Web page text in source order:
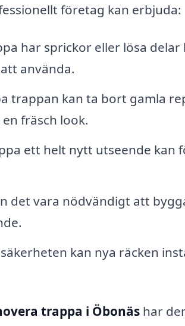
företag kan erbjuda:
har sprickor eller lösa delar
använda.
trappan kan ta bort gamla
fräsch look.
ett helt nytt utseende kan
det vara nödvändigt att
kan nya räcken
trappa i Öbonäs har